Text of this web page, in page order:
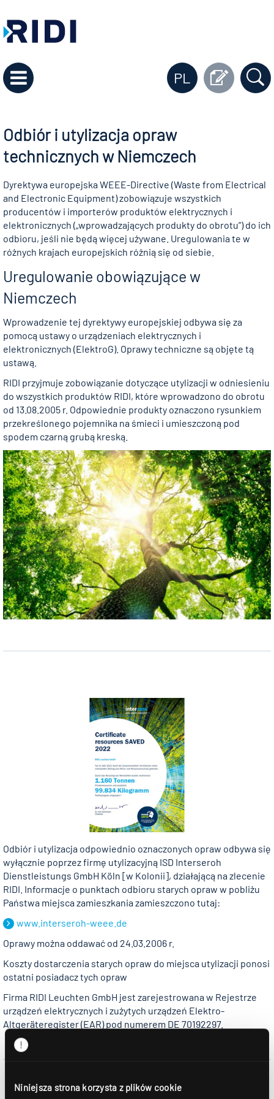
Niniejsza strona korzysta z plików cookie
PL
Odbiór i utylizacja opraw
technicznych w Niemczech
Dyrektywa europejska WEEE-Directive (Waste from Electrical
and Electronic Equipment) zobowiązuje wszystkich
producentów i importerów produktów elektrycznych i
elektronicznych („wprowadzających produkty do obrotu”) do ich
odbioru, jeśli nie będą więcej używane. Uregulowania te w
różnych krajach europejskich różnią się od siebie.
Uregulowanie obowiązujące w
Niemczech
Wprowadzenie tej dyrektywy europejskiej odbywa się za
pomocą ustawy o urządzeniach elektrycznych i
elektronicznych (ElektroG). Oprawy techniczne są objęte tą
ustawą.
RIDI przyjmuje zobowiązanie dotyczące utylizacji w odniesieniu
do wszystkich produktów RIDI, które wprowadzono do obrotu
od 13.08.2005 r. Odpowiednie produkty oznaczono rysunkiem
przekreślonego pojemnika na śmieci i umieszczoną pod
spodem czarną grubą kreską.
Odbiór i utylizacja odpowiednio oznaczonych opraw odbywa się
wyłącznie poprzez firmę utylizacyjną ISD Interseroh
Dienstleistungs GmbH Köln [w Kolonii], działającą na zlecenie
RIDI. Informacje o punktach odbioru starych opraw w pobliżu
Państwa miejsca zamieszkania zamieszczono tutaj:
www.interseroh-weee.de
Oprawy można oddawać od 24.03.2006 r.
Koszty dostarczenia starych opraw do miejsca utylizacji ponosi
ostatni posiadacz tych opraw
Firma RIDI Leuchten GmbH jest zarejestrowana w Rejestrze
urządzeń elektrycznych i zużytych urządzeń Elektro-
Altgeräteregister (EAR) pod numerem DE 70192297.